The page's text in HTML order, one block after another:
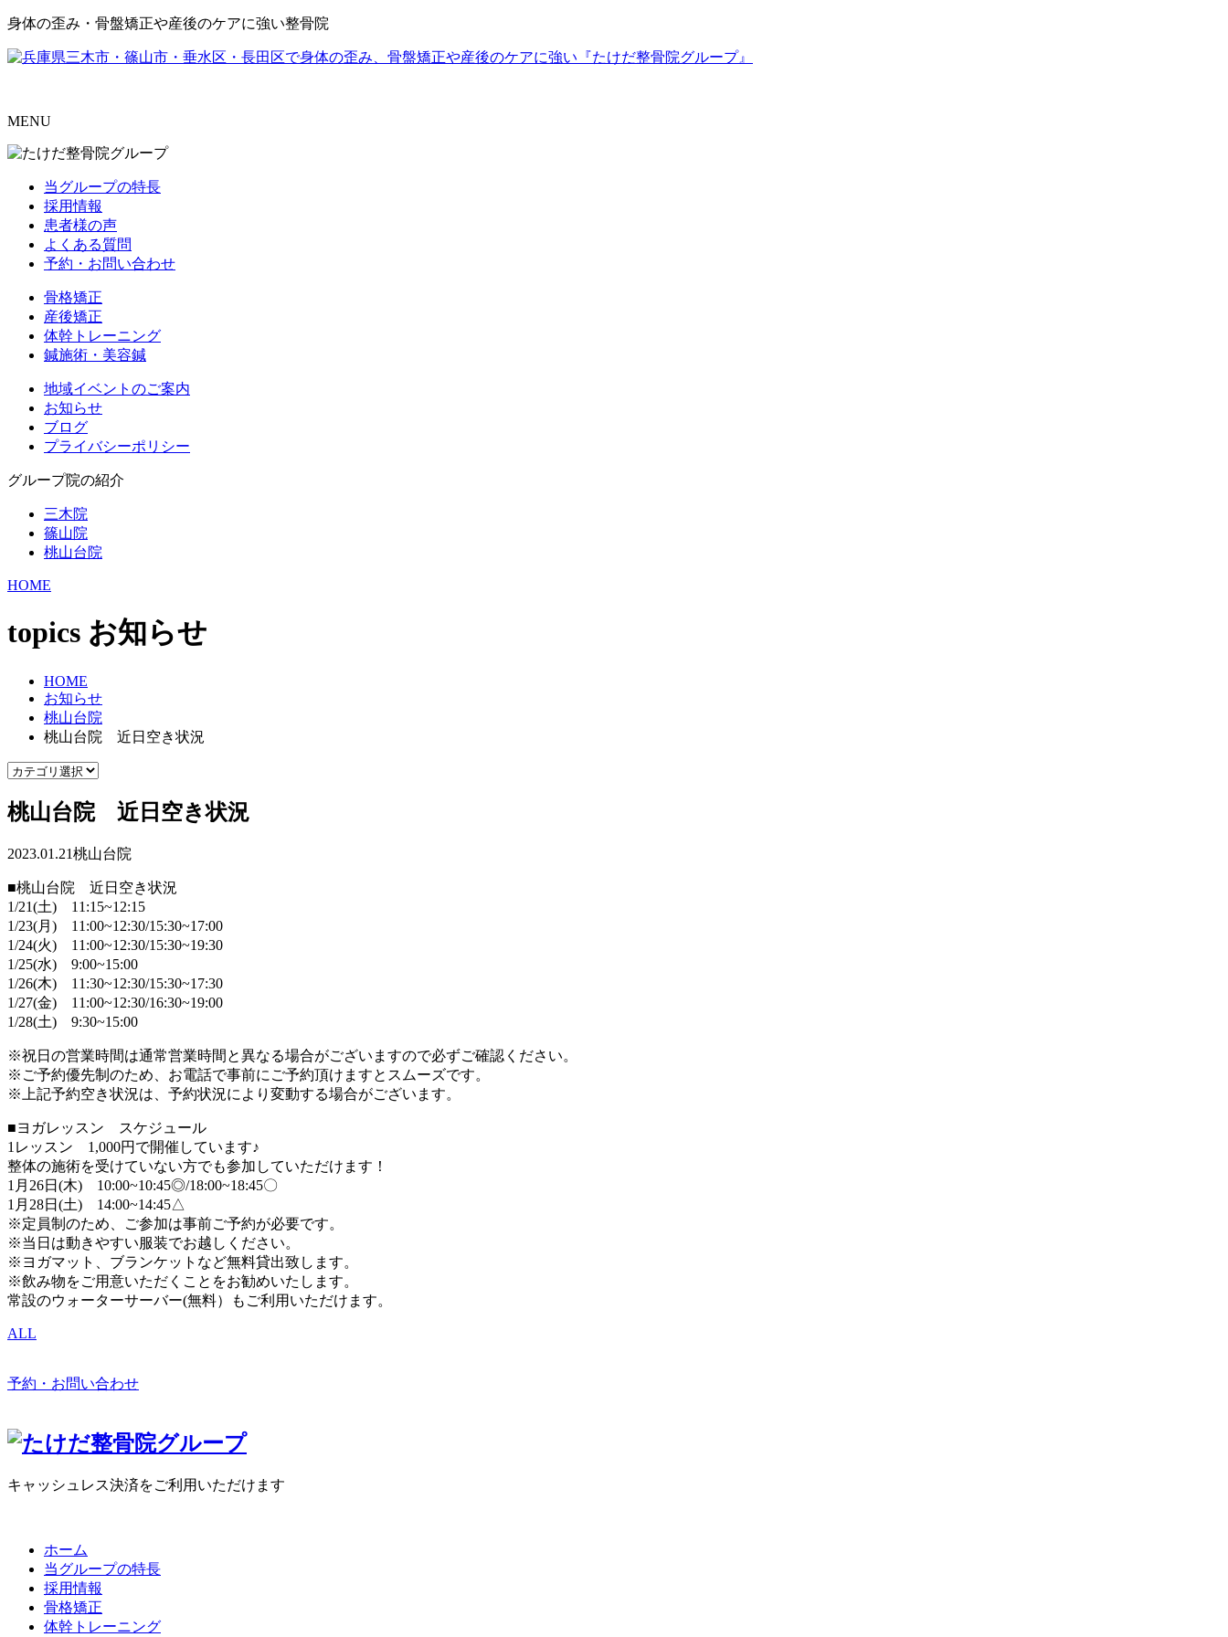
身体の歪み・骨盤矯正や産後のケアに強い整骨院
MENU
当グループの特長
採用情報
患者様の声
よくある質問
予約・お問い合わせ
骨格矯正
産後矯正
体幹トレーニング
鍼施術・美容鍼
地域イベントのご案内
お知らせ
ブログ
プライバシーポリシー
グループ院の紹介
三木院
篠山院
桃山台院
HOME
topics お知らせ
HOME
お知らせ
桃山台院
桃山台院 近日空き状況
桃山台院 近日空き状況
2023.01.21桃山台院
■桃山台院 近日空き状況
1/21(土) 11:15~12:15
1/23(月) 11:00~12:30/15:30~17:00
1/24(火) 11:00~12:30/15:30~19:30
1/25(水) 9:00~15:00
1/26(木) 11:30~12:30/15:30~17:30
1/27(金) 11:00~12:30/16:30~19:00
1/28(土) 9:30~15:00
※祝日の営業時間は通常営業時間と異なる場合がございますので必ずご確認ください。
※ご予約優先制のため、お電話で事前にご予約頂けますとスムーズです。
※上記予約空き状況は、予約状況により変動する場合がございます。
■ヨガレッスン スケジュール
1レッスン 1,000円で開催しています♪
整体の施術を受けていない方でも参加していただけます！
1月26日(木) 10:00~10:45◎/18:00~18:45〇
1月28日(土) 14:00~14:45△
※定員制のため、ご参加は事前ご予約が必要です。
※当日は動きやすい服装でお越しください。
※ヨガマット、ブランケットなど無料貸出致します。
※飲み物をご用意いただくことをお勧めいたします。
常設のウォーターサーバー(無料）もご利用いただけます。
ALL
予約・お問い合わせ
キャッシュレス決済をご利用いただけます
ホーム
当グループの特長
採用情報
骨格矯正
体幹トレーニング